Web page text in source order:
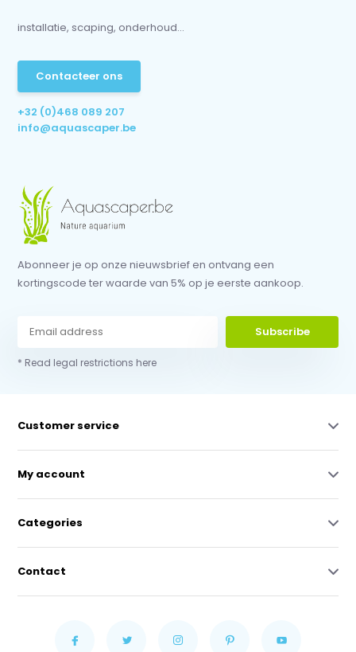
installatie, scaping, onderhoud...
Contacteer ons
+32 (0)468 089 207
info@aquascaper.be
Abonneer je op onze nieuwsbrief en ontvang een
kortingscode ter waarde van 5% op je eerste aankoop.
Subscribe
* Read legal restrictions here
Customer service
My account
Categories
Contact